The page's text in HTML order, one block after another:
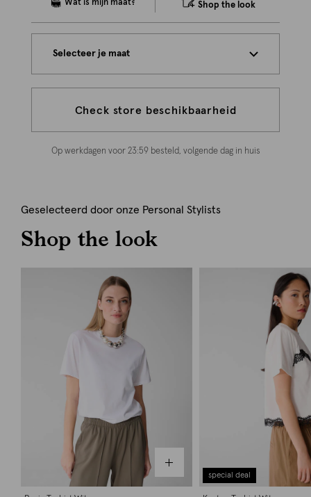
Shop the look
Selecteer je maat
Check store beschikbaarheid
Op werkdagen voor 23:59 besteld, volgende dag in huis
Geselecteerd door onze Personal Stylists
Shop the look
special deal